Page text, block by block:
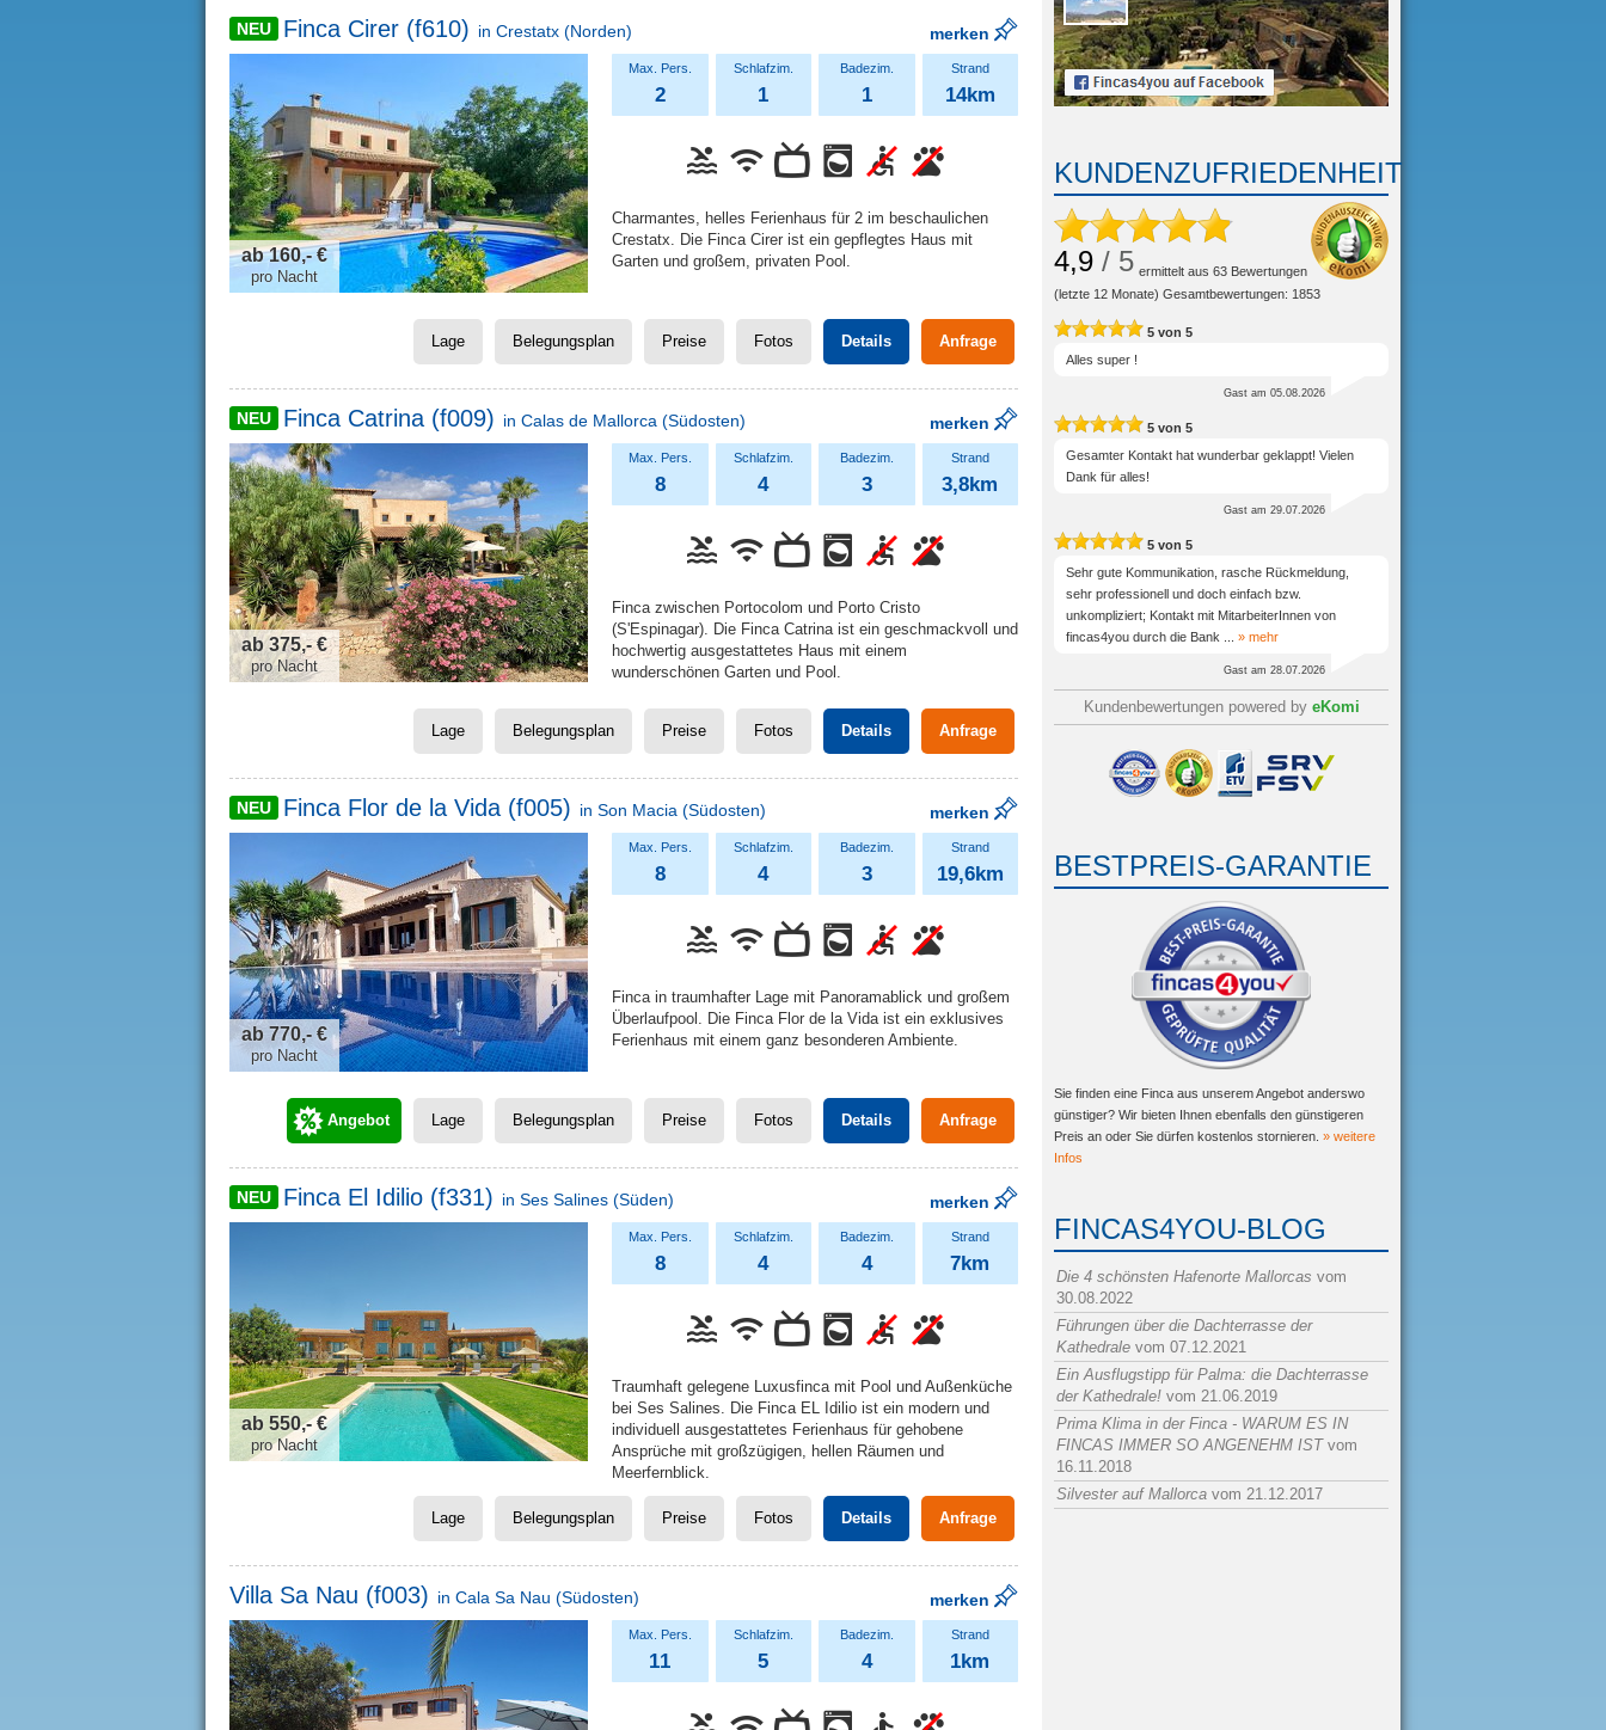
NEU Finca Cirer (f610) in Crestatx (Norden) merken
2 1 1 14km
ab 160,- €
pro Nacht
Charmantes, helles Ferienhaus für 2 im beschaulichen
Crestatx. Die Finca Cirer ist ein gepflegtes Haus mit
Garten und großem, privaten Pool.
Lage Belegungsplan Preise Fotos Details Anfrage
NEU Finca Catrina (f009) in Calas de Mallorca (Südosten) merken
8 4 3 3,8km
ab 375,- €
pro Nacht
Finca zwischen Portocolom und Porto Cristo
(S'Espinagar). Die Finca Catrina ist ein geschmackvoll und
hochwertig ausgestattetes Haus mit einem
wunderschönen Garten und Pool.
Lage Belegungsplan Preise Fotos Details Anfrage
NEU Finca Flor de la Vida (f005) in Son Macia (Südosten) merken
8 4 3 19,6km
ab 770,- €
pro Nacht
Finca in traumhafter Lage mit Panoramablick und großem
Überlaufpool. Die Finca Flor de la Vida ist ein exklusives
Ferienhaus mit einem ganz besonderen Ambiente.
Angebot Lage Belegungsplan Preise Fotos Details Anfrage
NEU Finca El Idilio (f331) in Ses Salines (Süden) merken
8 4 4 7km
ab 550,- €
pro Nacht
Traumhaft gelegene Luxusfinca mit Pool und Außenküche
bei Ses Salines. Die Finca EL Idilio ist ein modern und
individuell ausgestattetes Ferienhaus für gehobene
Ansprüche mit großzügigen, hellen Räumen und
Meerfernblick.
Lage Belegungsplan Preise Fotos Details Anfrage
Villa Sa Nau (f003) in Cala Sa Nau (Südosten) merken
11 5 4 1km
KUNDENZUFRIEDENHEIT
4,9 / 5 ermittelt aus 63 Bewertungen
(letzte 12 Monate) Gesamtbewertungen: 1853
5 von 5
Alles super !
Gast am 05.08.2026
5 von 5
Gesamter Kontakt hat wunderbar geklappt! Vielen
Dank für alles!
Gast am 29.07.2026
5 von 5
Sehr gute Kommunikation, rasche Rückmeldung,
sehr professionell und doch einfach bzw.
unkompliziert; Kontakt mit MitarbeiterInnen von
fincas4you durch die Bank
» mehr
Gast am 28.07.2026
Kundenbewertungen powered by eKomi
BESTPREIS-GARANTIE
Sie finden eine Finca aus unserem Angebot anderswo
günstiger? Wir bieten Ihnen ebenfalls den günstigeren
Preis an oder Sie dürfen kostenlos stornieren. » weitere
Infos
FINCAS4YOU-BLOG
Die 4 schönsten Hafenorte Mallorcas vom
30.08.2022
Führungen über die Dachterrasse der
Kathedrale vom 07.12.2021
Ein Ausflugstipp für Palma: die Dachterrasse
der Kathedrale! vom 21.06.2019
Prima Klima in der Finca - WARUM ES IN
FINCAS IMMER SO ANGENEHM ISTvom
16.11.2018
Silvester auf Mallorca vom 21.12.2017